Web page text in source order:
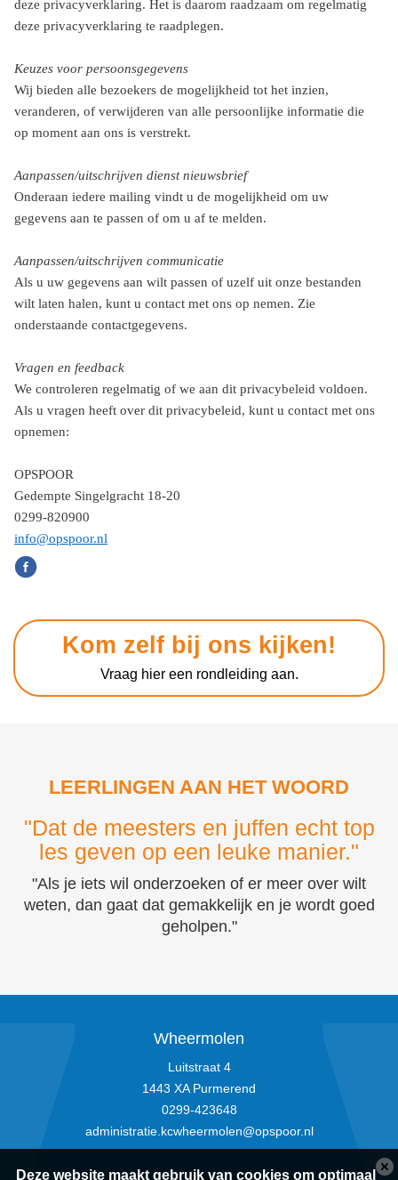
deze privacyverklaring. Het is daarom raadzaam om regelmatig
deze privacyverklaring te raadplegen.
Keuzes voor persoonsgegevens
Wij bieden alle bezoekers de mogelijkheid tot het inzien,
veranderen, of verwijderen van alle persoonlijke informatie die
op moment aan ons is verstrekt.
Aanpassen/uitschrijven dienst nieuwsbrief
Onderaan iedere mailing vindt u de mogelijkheid om uw
gegevens aan te passen of om u af te melden.
Aanpassen/uitschrijven communicatie
Als u uw gegevens aan wilt passen of uzelf uit onze bestanden
wilt laten halen, kunt u contact met ons op nemen. Zie
onderstaande contactgegevens.
Vragen en feedback
We controleren regelmatig of we aan dit privacybeleid voldoen.
Als u vragen heeft over dit privacybeleid, kunt u contact met ons
opnemen:
OPSPOOR
Gedempte Singelgracht 18-20
0299-820900
info@opspoor.nl
Kom zelf bij ons kijken!
Vraag hier een rondleiding aan.
LEERLINGEN AAN HET WOORD
"Dat de meesters en juffen echt top
les geven op een leuke manier."
"Als je iets wil onderzoeken of er meer over wilt
weten, dan gaat dat gemakkelijk en je wordt goed
geholpen."
Wheermolen
Luitstraat 4
1443 XA Purmerend
0299-423648
administratie.kcwheermolen@opspoor.nl
Deze website maakt gebruik van cookies om optimaal